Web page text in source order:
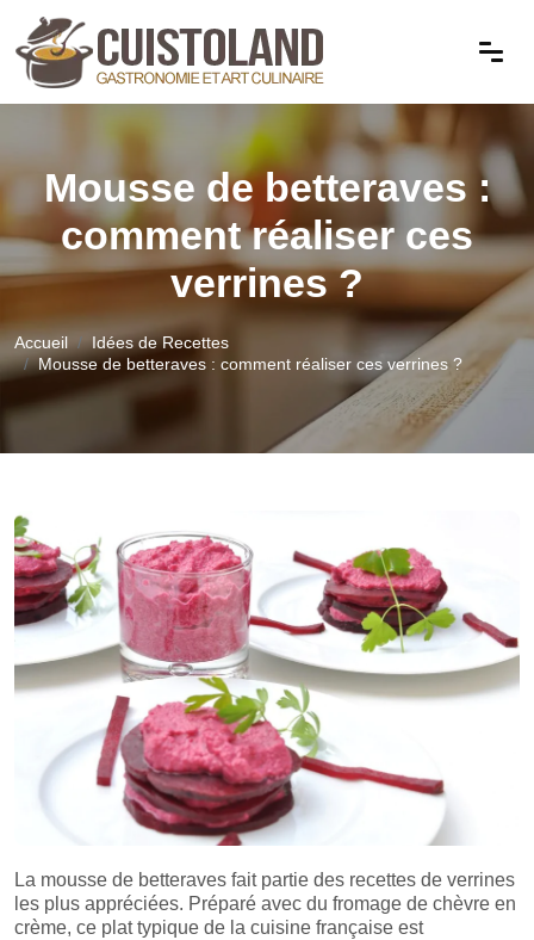
Mousse de betteraves :
comment réaliser ces
verrines ?
Accueil
Idées de Recettes
Mousse de betteraves : comment réaliser ces verrines ?
La mousse de betteraves fait partie des recettes de verrines
les plus appréciées. Préparé avec du fromage de chèvre en
crème, ce plat typique de la cuisine française est